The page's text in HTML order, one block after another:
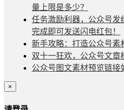
量上限是多少？
任务激励利器，公众号发
完成即可发送闪电红包！
新手攻略：打造公众号素
双十一狂欢，公众号文章
公众号图文素材预览链接
×